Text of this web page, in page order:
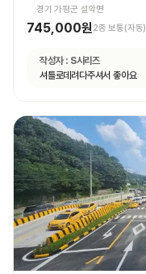
경기 가평군 설악면
745,000원2종 보통(자동)
작성자 : S시리즈
셔틀로데려다주셔서 좋아요